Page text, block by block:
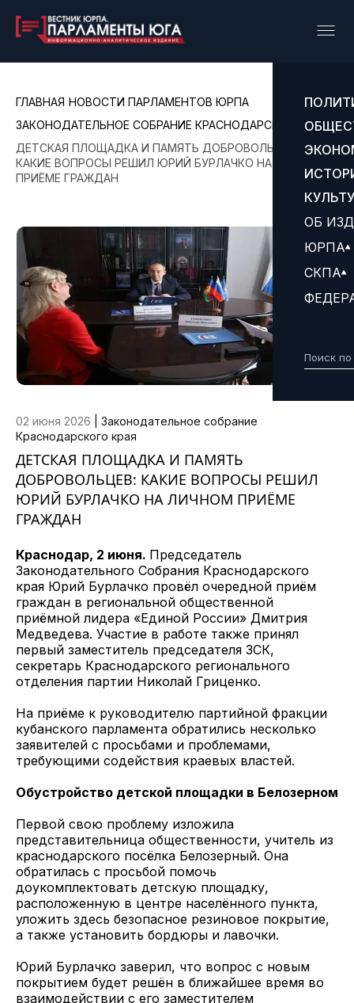
ОБ
ЮРПА
СКПА
ГЛАВНАЯ НОВОСТИ ПАРЛАМЕНТОВ ЮРПА
ЗАКОНОДАТЕЛЬНОЕ СОБРАНИЕ КРАСНОДАРСКОГО КРАЯ
ДЕТСКАЯ ПЛОЩАДКА И ПАМЯТЬ ДОБРОВОЛЬЦЕВ:
КАКИЕ ВОПРОСЫ РЕШИЛ ЮРИЙ БУРЛАЧКО НА ЛИЧНОМ
ПРИЁМЕ ГРАЖДАН
02 июня 2026
Законодательное собрание
Краснодарского края
ДЕТСКАЯ ПЛОЩАДКА И ПАМЯТЬ
ДОБРОВОЛЬЦЕВ: КАКИЕ ВОПРОСЫ РЕШИЛ
ЮРИЙ БУРЛАЧКО НА ЛИЧНОМ ПРИЁМЕ
ГРАЖДАН
Краснодар, 2 июня. Председатель
Законодательного Собрания Краснодарского
края Юрий Бурлачко провёл очередной приём
граждан в региональной общественной
приёмной лидера «Единой России» Дмитрия
Медведева. Участие в работе также принял
первый заместитель председателя ЗСК,
секретарь Краснодарского регионального
отделения партии Николай Гриценко.
На приёме к руководителю партийной фракции
кубанского парламента обратились несколько
заявителей с просьбами и проблемами,
требующими содействия краевых властей.
Обустройство детской площадки в Белозерном
Первой свою проблему изложила
представительница общественности, учитель из
краснодарского посёлка Белозерный. Она
обратилась с просьбой помочь
доукомплектовать детскую площадку,
расположенную в центре населённого пункта,
уложить здесь безопасное резиновое покрытие,
а также установить бордюры и лавочки.
Юрий Бурлачко заверил, что вопрос с новым
покрытием будет решён в ближайшее время во
взаимодействии с его заместителем